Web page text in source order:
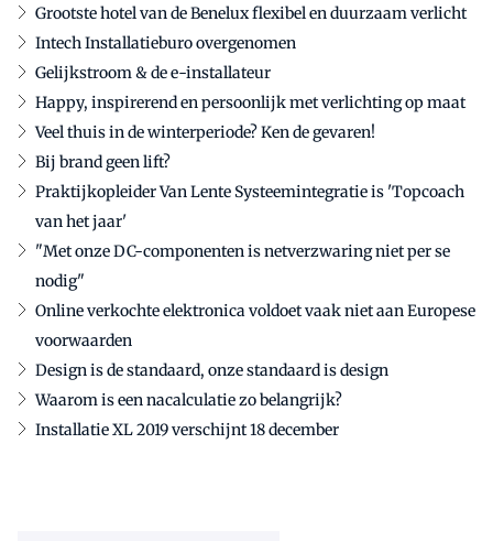
Grootste hotel van de Benelux flexibel en duurzaam verlicht
Intech Installatieburo overgenomen
Gelijkstroom & de e-installateur
Happy, inspirerend en persoonlijk met verlichting op maat
Veel thuis in de winterperiode? Ken de gevaren!
Bij brand geen lift?
Praktijkopleider Van Lente Systeemintegratie is 'Topcoach
van het jaar'
"Met onze DC-componenten is netverzwaring niet per se
nodig"
Online verkochte elektronica voldoet vaak niet aan Europese
voorwaarden
Design is de standaard, onze standaard is design
Waarom is een nacalculatie zo belangrijk?
Installatie XL 2019 verschijnt 18 december